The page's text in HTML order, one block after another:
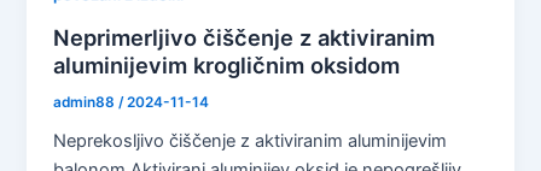
Neprimerljivo čiščenje z aktiviranim
aluminijevim krogličnim oksidom
admin88 /2024-11-14
Neprekosljivo čiščenje z aktiviranim aluminijevim